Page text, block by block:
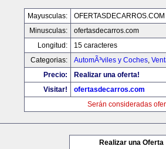
Mayusculas:
OFERTASDECARROS.COM
Minusculas:
ofertasdecarros.com
Longitud:
15 caracteres
Categorias:
AutomÃ³viles y Coches,
Precio:
Realizar una oferta!
Visitar!
ofertasdecarros.com
Serán consideradas
Realizar una Oferta